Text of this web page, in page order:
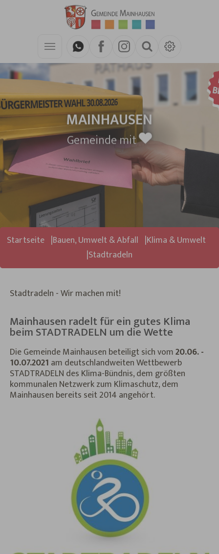
Zum Hauptinhalt springen
MAINHAUSEN
Gemeinde mit
Sie sind hier:
Startseite Bauen, Umwelt & Abfall
Klima & Umwelt
Stadtradeln
Stadtradeln - Wir machen mit!
Mainhausen radelt für ein gutes Klima
beim STADTRADELN um die Wette
Die Gemeinde Mainhausen beteiligt sich vom20.06. -
10.07.2021 am deutschlandweiten Wettbewerb
STADTRADELN des Klima-Bündnis, dem größten
kommunalen Netzwerk zum Klimaschutz, dem
Mainhausen bereits seit 2014 angehört.